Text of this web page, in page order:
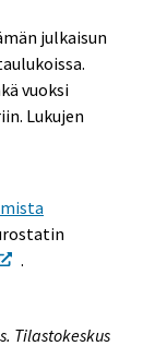
julkaisun
vuoksi
Lukujen
.
Tilastokeskus